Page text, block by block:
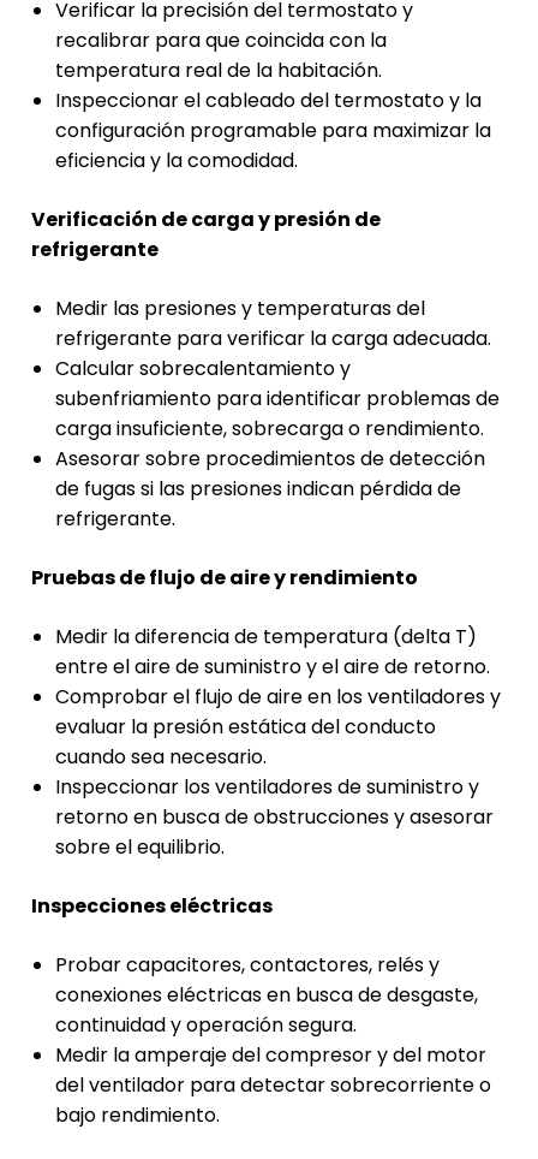
Verificar la precisión del termostato y
recalibrar para que coincida con la
temperatura real de la habitación.
Inspeccionar el cableado del termostato y la
configuración programable para maximizar la
eficiencia y la comodidad.
Verificación de carga y presión de
refrigerante
Medir las presiones y temperaturas del
refrigerante para verificar la carga adecuada.
Calcular sobrecalentamiento y
subenfriamiento para identificar problemas de
carga insuficiente, sobrecarga o rendimiento.
Asesorar sobre procedimientos de detección
de fugas si las presiones indican pérdida de
refrigerante.
Pruebas de flujo de aire y rendimiento
Medir la diferencia de temperatura (delta T)
entre el aire de suministro y el aire de retorno.
Comprobar el flujo de aire en los ventiladores y
evaluar la presión estática del conducto
cuando sea necesario.
Inspeccionar los ventiladores de suministro y
retorno en busca de obstrucciones y asesorar
sobre el equilibrio.
Inspecciones eléctricas
Probar capacitores, contactores, relés y
conexiones eléctricas en busca de desgaste,
continuidad y operación segura.
Medir la amperaje del compresor y del motor
del ventilador para detectar sobrecorriente o
bajo rendimiento.